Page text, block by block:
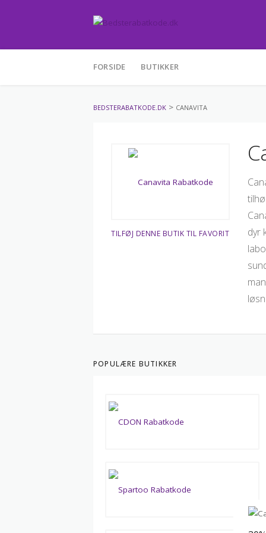
to
FORSIDE BUTIKKER
BEDSTERABATKODE.DK > CANAVITA
TILFØJ DENNE BUTIK TIL FAVORIT
dyr
POPULÆRE BUTIKKER